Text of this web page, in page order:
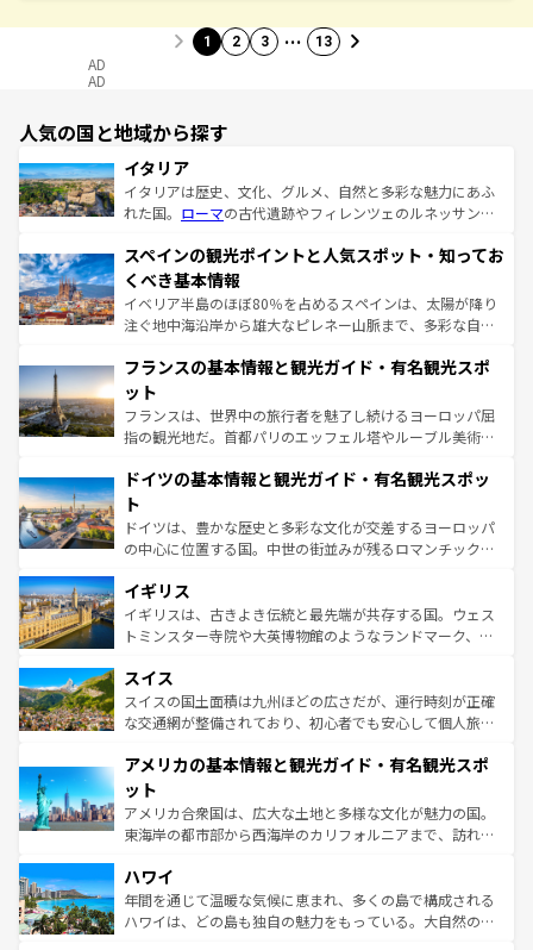
1 2 3 … 13
AD
AD
人気の国と地域から探す
イタリア
イタリアは歴史、文化、グルメ、自然と多彩な魅力にあふ
れた国。 ローマの古代遺跡やフィレンツェのルネッサンス
ろん、トスカーナの美しい田園風景やアマルフィ海岸の絶
景など、自然景観も見逃せない。観光の合間には、本場の
ピザやパスタなど、絶品のイタリア料理を堪能することも
できる。朝目覚めてから夜眠るまで、すべての瞬間を楽し
なお、新着のイタリア情報はコンテンツ一覧を参照してほ
しい。
スペインの観光ポイントと人気スポット・知ってお
くべき基本情報
イベリア半島のほぼ80％を占めるスペインは、太陽が降り
注ぐ地中海沿岸から雄大なピレネー山脈まで、多彩な自然
文化が根付くこの国では、情熱的なフラメンコ、熱気あふ
れる闘牛、そして美味しいタパスが生活の一部となってい
る。首都マドリードの洗練された雰囲気や、バルセロナの
アートに溢れた街角から、地方では古代ローマ遺跡や中世
せる。地方によって風土や気候が異なるスペインはその個
ンテンツ一覧 を参照してほしい。
フランスの基本情報と観光ガイド・有名観光スポ
ット
フランスは、世界中の旅行者を魅了し続けるヨーロッパ屈
指の観光地だ。首都パリのエッフェル塔やルーブル美術館
で、幅広い魅力が詰まっている。華麗な宮殿、歴史的な大
聖堂、美しいビーチ、そして豊かな自然が、訪れる者を心
から魅了する。また、フランスは美食の国としても知ら
れ、フランス料理はユネスコ無形文化遺産にも登録されて
香り高いラベンダー畑など、多彩な楽しみ方が可能だ。さ
らに、パリ以外の地域にも魅力が溢れており、どの街角に
も豊かな歴史と文化が息づいている。パリ以外の個性あふ
を参照してほしい。
ドイツの基本情報と観光ガイド・有名観光スポッ
ト
ドイツは、豊かな歴史と多彩な文化が交差するヨーロッパ
の中心に位置する国。中世の街並みが残るロマンチック街
顔を持つこの国は、どこを歩いても飽きることがない。ベ
ルリンの文化的活気、バイエルン州のアルプスの絶景、そ
してライン川沿いのワイン畑といった風景は必見。ビール
は、お酒好きな人にはぜひ体験してほしい。 なお、新着の
ドイツ情報はコンテンツ一覧を参照してほしい。
イギリス
イギリスは、古きよき伝統と最先端が共存する国。ウェス
トミンスター寺院や大英博物館のようなランドマーク、歴
リアごとに異なる魅力がある。また、優雅なアフタヌーン
ティー、ビール好きにはたまらない英国パブ、サッカー観
戦など、本場だからこそできる体験も豊富。イギリスを旅
ンツ一覧を参照してほしい。
スイス
スイスの国土面積は九州ほどの広さだが、運行時刻が正確
な交通網が整備されており、初心者でも安心して個人旅行
の建物がそのまま残る町や、スイスならではのユニークな
博物館もあり、アルプス観光だけでなく町歩きも満喫する
ことができる。国民の所得が高いため物価も高いが、旅行
者向けの交通パス提供のサービスもあり、うまく活用すれ
着のスイス情報は
アメリカの基本情報と観光ガイド・有名観光スポ
ット
アメリカ合衆国は、広大な土地と多様な文化が魅力の国。
東海岸の都市部から西海岸のカリフォルニアまで、訪れる
のような巨大都市は、観光、ショッピング、エンターテイ
ンメントが詰まった刺激的なスポットだ。一方、アメリカ
西部には大自然が広がり、グランドキャニオンやイエロー
ハワイ
年間を通じて温暖な気候に恵まれ、多くの島で構成される
ハワイは、どの島も独自の魅力をもっている。大自然の神